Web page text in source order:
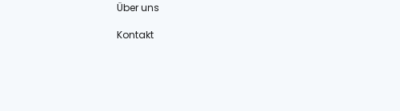
Über uns
Kontakt